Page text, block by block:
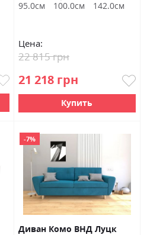
95.0см 100.0см 142.0см
Цена:
21 218 грн
22 815 грн
Купить
-7%
Диван Комо ВНД Луцк